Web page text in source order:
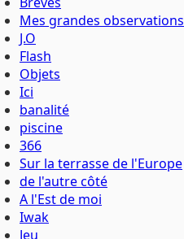
Mes grandes observations
J.O
Flash
Objets
Ici
banalité
piscine
366
Sur la terrasse de l'Europe
de l'autre côté
A l'Est de moi
Iwak
Jeu